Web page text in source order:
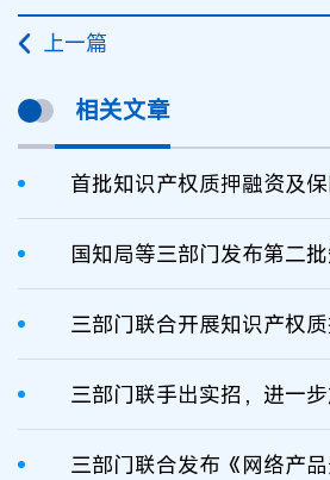
上一篇
相关文章